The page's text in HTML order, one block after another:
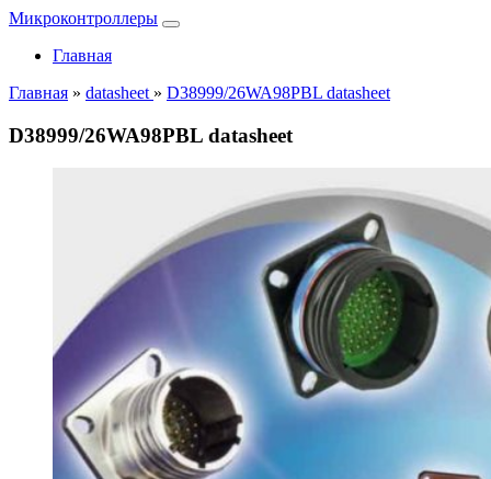
Микроконтроллеры
Главная
Главная » datasheet » D38999/26WA98PBL datasheet
D38999/26WA98PBL datasheet